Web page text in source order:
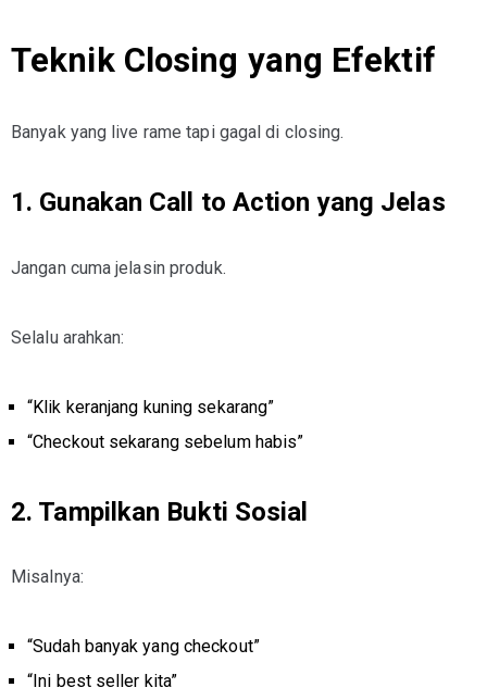
Teknik Closing yang Efektif
Banyak yang live rame tapi gagal di closing.
1. Gunakan Call to Action yang Jelas
Jangan cuma jelasin produk.
Selalu arahkan:
“Klik keranjang kuning sekarang”
“Checkout sekarang sebelum habis”
2. Tampilkan Bukti Sosial
Misalnya:
“Sudah banyak yang checkout”
“Ini best seller kita”